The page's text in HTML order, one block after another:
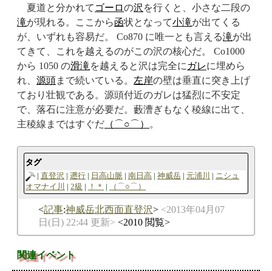
夏道と分かれて ゴーロの沢 を行くと、小さな二段の
滝が現れる。ここから函状となって小滝が出てくる
が、いずれも容易だ。 Co870 に唯一とも言える滝が出
てきて、これを越えるのがこの沢の核心だ。 Co1000
から 1050 の滑滝を越えると沢は完全に ガレに埋めら
れ、 源頭まで続いている。 左岸の壁は垂直に突き上げ
ており壮観である。源頭付近のガレは猛烈に不安定
で、落石に注意が必要だ。藪漕ぎもなく稜線に出て、
主稜線まではすぐだ （⌒○⌒） 。
タグ
直登沢
遡行 日高山脈 南日高 神威岳 元浦川
ニシュ
オマナイ川
2級 ！＊ （⌒○⌒）
記事:神威岳北西面直登沢
2013年04月07
日(日) 22:44 更新
2010 閲覧
関連イベント